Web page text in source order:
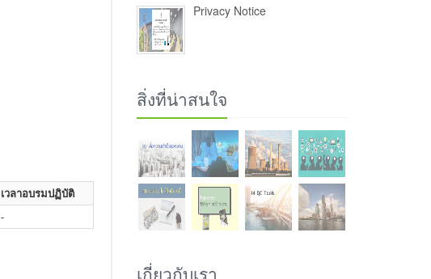
เวลาอบรมปฏิบัติ
-
Privacy Notice
สิ่งที่น่าสนใจ
เกี่ยวกับเรา